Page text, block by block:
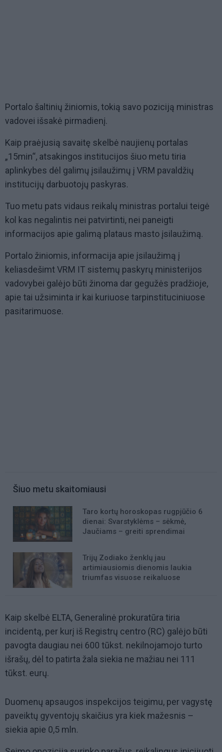
Portalo šaltinių žiniomis, tokią savo poziciją ministras
vadovei išsakė pirmadienį.
Kaip praėjusią savaitę skelbė naujienų portalas
„15min“, atsakingos institucijos šiuo metu tiria
aplinkybes dėl galimų įsilaužimų į VRM pavaldžių
institucijų darbuotojų paskyras.
Tuo metu pats vidaus reikalų ministras portalui teigė
kol kas negalintis nei patvirtinti, nei paneigti
informacijos apie galimą plataus masto įsilaužimą.
Portalo žiniomis, informacija apie įsilaužimą į
keliasdešimt VRM IT sistemų paskyrų ministerijos
vadovybei galėjo būti žinoma dar gegužės pradžioje,
apie tai užsiminta ir kai kuriuose tarpinstituciniuose
pasitarimuose.
Šiuo metu skaitomiausi
Taro kortų horoskopas rugpjūčio 6
dienai: Svarstyklėms – sėkmė,
Jaučiams – greiti sprendimai
Trijų Zodiako ženklų jau
artimiausiomis dienomis laukia
triumfas visuose reikaluose
Kaip skelbė ELTA, Generalinė prokuratūra tiria
incidentą, per kurį iš Registrų centro (RC) galėjo būti
pavogta daugiau nei 600 tūkst. nekilnojamojo turto
išrašų, dėl to patirta žala siekia ne mažiau nei 111
tūkst. eurų.
Duomenų apsaugos inspekcijos teigimu, per vagystę
paveiktų gyventojų skaičius yra kiek mažesnis –
siekia apie 0,5 mln.